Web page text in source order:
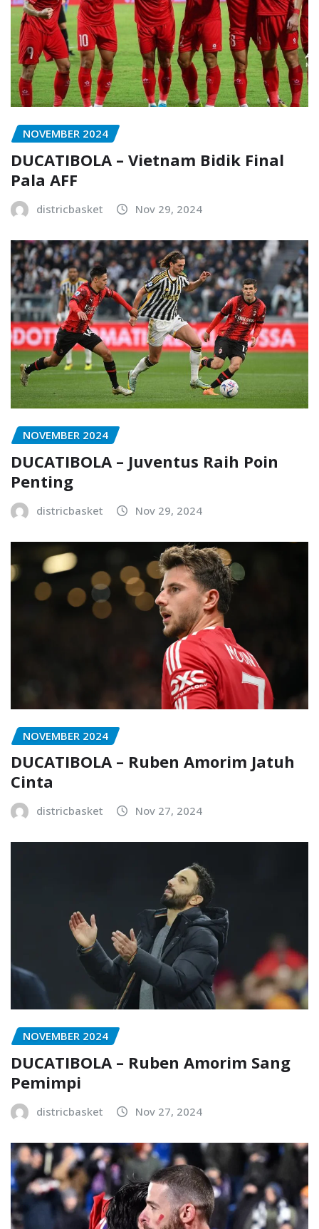
NOVEMBER 2024
DUCATIBOLA – Vietnam Bidik Final
Pala AFF
districbasket Nov 29, 2024
NOVEMBER 2024
DUCATIBOLA – Juventus Raih Poin
Penting
districbasket Nov 29, 2024
NOVEMBER 2024
DUCATIBOLA – Ruben Amorim Jatuh
Cinta
districbasket Nov 27, 2024
NOVEMBER 2024
DUCATIBOLA – Ruben Amorim Sang
Pemimpi
districbasket Nov 27, 2024